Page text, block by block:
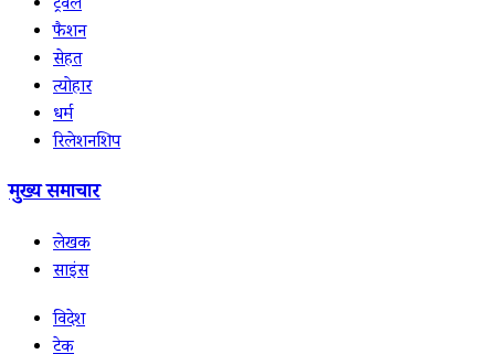
ट्रैवल
फैशन
सेहत
त्योहार
धर्म
रिलेशनशिप
मुख्य समाचार
लेखक
साइंस
विदेश